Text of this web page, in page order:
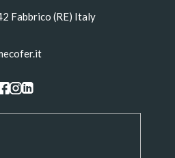
Fabbrico (RE) Italy